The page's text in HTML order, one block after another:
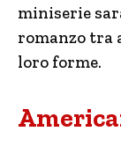
miniserie
romanzo tra
loro forme.